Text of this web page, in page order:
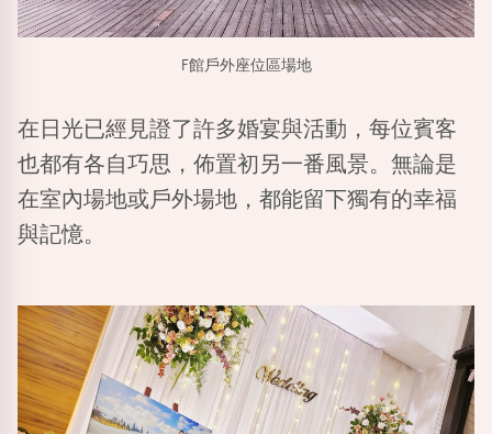
F館戶外座位區場地
在日光已經見證了許多婚宴與活動，每位賓客
也都有各自巧思，佈置初另一番風景。無論是
在室內場地或戶外場地，都能留下獨有的幸福
與記憶。